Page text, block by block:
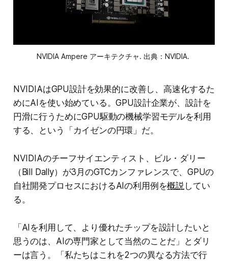
NVIDIA Ampere アーキテクチャ. 出典：NVIDIA.
NVIDIAはGPU設計を効果的に改善し、高速化するた
めにAIを使い始めている。GPU設計企業が、設計を
円滑に行うためにGPU駆動の機械学習モデルを利用
する、という「カイゼンの円環」だ。
NVIDIAのチーフサイエンティスト、ビル・ダリー
（Bill Dally）が3月のGTCカンファレンスで、GPUの
自社開発プロセスにおけるAIの利用例を概説してい
る。
「AIを利用して、より優れたチップを設計したいと
思うのは、AIの専門家として当然のことだ」とダリ
ーは言う。「私たちはこれを2つの異なる方法で行